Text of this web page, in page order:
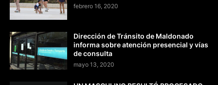
febrero 16, 2020
Dirección de Tránsito de Maldonado
informa sobre atención presencial y vías
de consulta
mayo 13, 2020